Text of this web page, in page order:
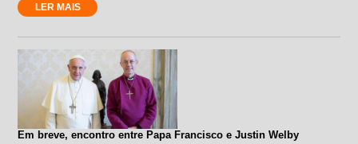
LER MAIS
Em breve, encontro entre Papa Francisco e Justin Welby